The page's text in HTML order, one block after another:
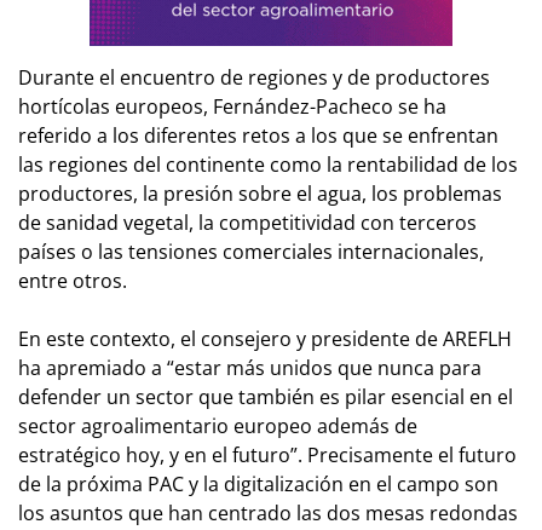
Durante el encuentro de regiones y de productores
hortícolas europeos, Fernández-Pacheco se ha
referido a los diferentes retos a los que se enfrentan
las regiones del continente como la rentabilidad de los
productores, la presión sobre el agua, los problemas
de sanidad vegetal, la competitividad con terceros
países o las tensiones comerciales internacionales,
entre otros.
En este contexto, el consejero y presidente de AREFLH
ha apremiado a “estar más unidos que nunca para
defender un sector que también es pilar esencial en el
sector agroalimentario europeo además de
estratégico hoy, y en el futuro”. Precisamente el futuro
de la próxima PAC y la digitalización en el campo son
los asuntos que han centrado las dos mesas redondas